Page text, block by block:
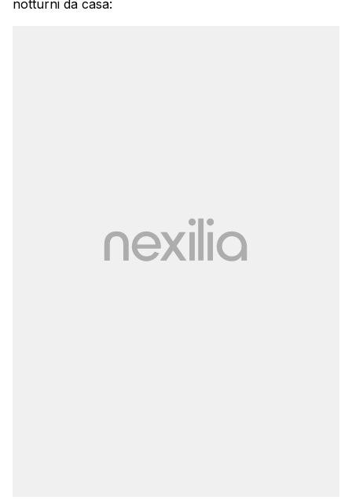
notturni da casa: